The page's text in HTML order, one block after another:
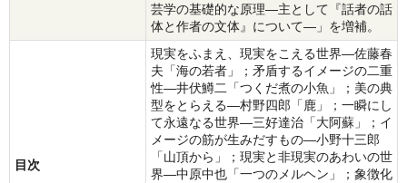
芸学の基礎的な原理―主として『話者の話
体と作者の文体』について―」を増補。
目次
現実をふまえ、現実をこえる世界―佐藤春
夫「海の若者」；矛盾するイメージの二重
性―井伏鱒二「つくだ煮の小魚」；美の典
型をとらえる―村野四郎「鹿」；一瞬にし
て永遠なる世界―三好達治「大阿蘇」；イ
メージの筋が生みだすもの―小野十三郎
「山頂から」；現実と非現実のあわいの世
界―中原中也「一つのメルヘン」；象徴化